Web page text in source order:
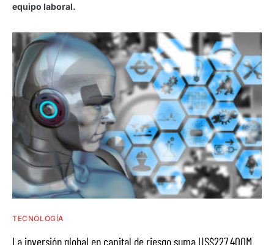
equipo laboral.
TECNOLOGÍA
La inversión global en capital de riesgo suma US$227.400M